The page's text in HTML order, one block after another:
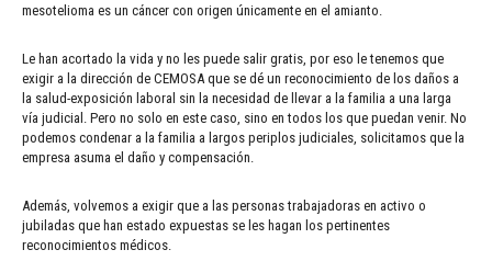
mesotelioma es un cáncer con origen únicamente en el amianto.
Le han acortado la vida y no les puede salir gratis, por eso le tenemos que
exigir a la dirección de CEMOSA que se dé un reconocimiento de los daños a
la salud-exposición laboral sin la necesidad de llevar a la familia a una larga
vía judicial. Pero no solo en este caso, sino en todos los que puedan venir. No
podemos condenar a la familia a largos periplos judiciales, solicitamos que la
empresa asuma el daño y compensación.
Además, volvemos a exigir que a las personas trabajadoras en activo o
jubiladas que han estado expuestas se les hagan los pertinentes
reconocimientos médicos.